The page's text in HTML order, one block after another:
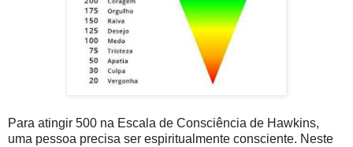
Para atingir 500 na Escala de Consciência de Hawkins,
uma pessoa precisa ser espiritualmente consciente. Neste